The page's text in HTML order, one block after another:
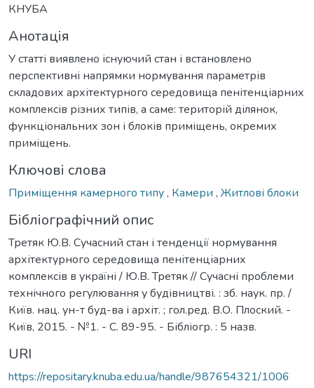
КНУБА
Анотація
У статті виявлено існуючий стан і встановлено
перспективні напрямки нормування параметрів
складових архітектурного середовища пенітенціарних
комплексів різних типів, а саме: територій ділянок,
функціональних зон і блоків приміщень, окремих
приміщень.
Ключові слова
Приміщення камерного типу, Камери , Житлові блоки
Бібліографічний опис
Третяк Ю.В. Сучасний стан і тенденції нормування
архітектурного середовища пенітенціарних
комплексів в україні / Ю.В. Третяк // Сучасні проблеми
технічного регулювання у будівництві. : зб. наук. пр. /
Київ. нац. ун-т буд-ва і архіт. ; гол.ред. В.О. Плоский. -
Київ, 2015. - №1. - С. 89-95. - Бібліогр. : 5 назв.
URI
https://repositary.knuba.edu.ua/handle/987654321/1006